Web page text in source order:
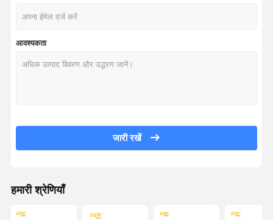
आवश्यकता
जारी रखें
हमारी श्रेणियाँ